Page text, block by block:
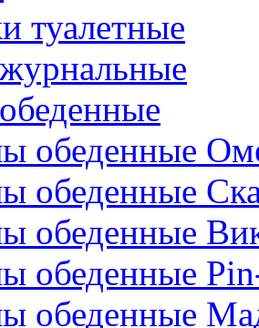
туалетные
обеденные
обеденные
обеденные
обеденные
обеденные